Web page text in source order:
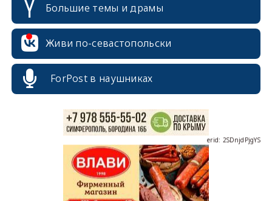
Большие темы и драмы
Живи по-севастопольски
ForPost в наушниках
erid: 2SDnjcrDNw6